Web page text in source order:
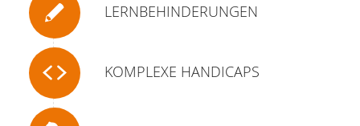
LERNBEHINDERUNGEN
KOMPLEXE HANDICAPS